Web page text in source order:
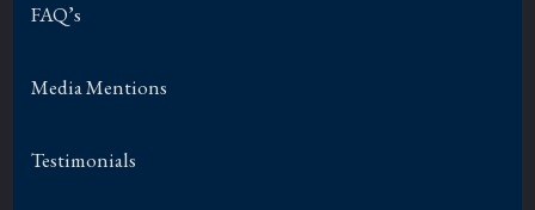
FAQ’s
Media Mentions
Testimonials